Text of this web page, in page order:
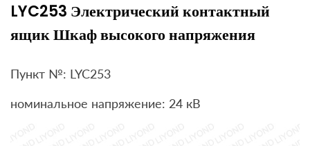
LYC253 Электрический контактный
ящик Шкаф высокого напряжения
Пункт №: LYC253
номинальное напряжение: 24 кВ